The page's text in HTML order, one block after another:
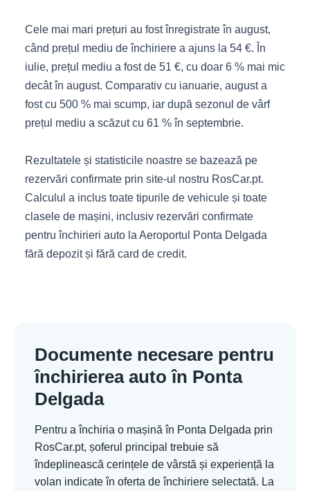
Cele mai mari prețuri au fost înregistrate în august,
când prețul mediu de închiriere a ajuns la 54 €. În
iulie, prețul mediu a fost de 51 €, cu doar 6 % mai mic
decât în august. Comparativ cu ianuarie, august a
fost cu 500 % mai scump, iar după sezonul de vârf
prețul mediu a scăzut cu 61 % în septembrie.
Rezultatele și statisticile noastre se bazează pe
rezervări confirmate prin site-ul nostru RosCar.pt.
Calculul a inclus toate tipurile de vehicule și toate
clasele de mașini, inclusiv rezervări confirmate
pentru închirieri auto la Aeroportul Ponta Delgada
fără depozit și fără card de credit.
Documente necesare pentru
închirierea auto în Ponta
Delgada
Pentru a închiria o mașină în Ponta Delgada prin
RosCar.pt, șoferul principal trebuie să
îndeplinească cerințele de vârstă și experiență la
volan indicate în oferta de închiriere selectată. La